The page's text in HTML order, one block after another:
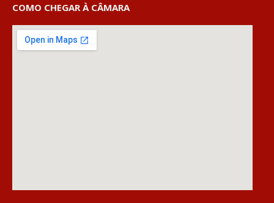
COMO CHEGAR À CÂMARA